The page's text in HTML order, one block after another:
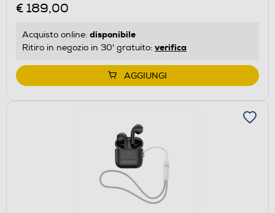
€ 189,00
Acquisto online: disponibile
Ritiro in negozio in 30' gratuito: verifica
AGGIUNGI